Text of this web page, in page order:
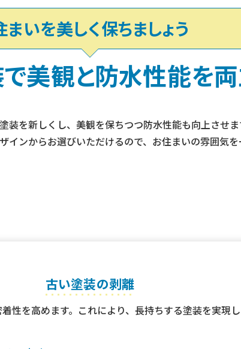
まいを美しく保ちましょう
美観と防水性能を
装を新しくし、美観を保ちつつ防水性能も向上させま
インからお選びいただけるので、お住まいの雰囲気を
古い塗装の剥離
性を高めます。これにより、⻑持ちする塗装を実現し